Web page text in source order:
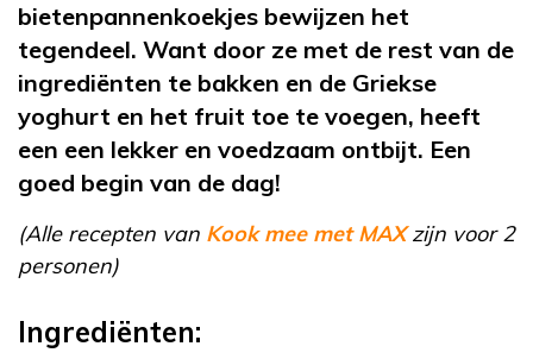
bietenpannenkoekjes bewijzen het
tegendeel. Want door ze met de rest van de
ingrediënten te bakken en de Griekse
yoghurt en het fruit toe te voegen, heeft
een een lekker en voedzaam ontbijt. Een
goed begin van de dag!
(Alle recepten van Kook mee met MAXzijn voor 2
personen)
Ingrediënten: